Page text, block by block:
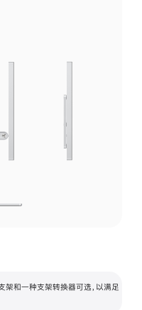
和一种支架转换器可选，以满足